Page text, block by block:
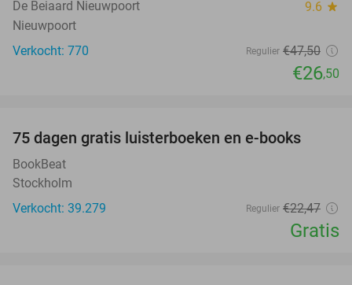
De Beiaard Nieuwpoort 9.6 star
Nieuwpoort
Verkocht: 770
Regulier €47,50
€26,50
75 dagen gratis luisterboeken en e-books
BookBeat
Stockholm
Verkocht: 39.279
Regulier €22,47
Gratis